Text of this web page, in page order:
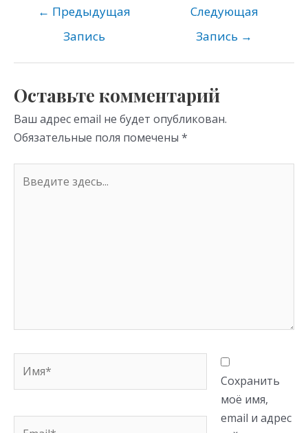
o
kl
as
ni
ki
gr
a
m p
← Предыдущая
Запись
Следующая
Запись →
Оставьте комментарий
Ваш адрес email не будет опубликован.
Обязательные поля помечены *
здесь...
Сохранить
моё имя,
email и адрес